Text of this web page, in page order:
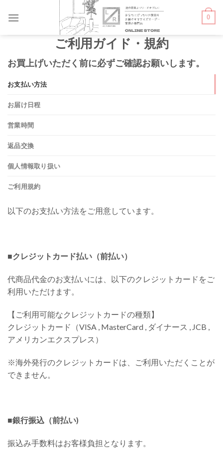
0
ご利用ガイド・規約
お買上げいただく前に必ずご確認お願いします。
お支払い方法
お届け日程
営業時間
返品交換
個人情報取り扱い
ご利用規約
以下のお支払い方法をご用意しています。
■クレジットカード払い（前払い）
代商品代金のお支払いには、以下のクレジットカードをご
利用いただけます。
【ご利用可能なクレジットカードの種類】
クレジットカード（VISA , MasterCard , ダイナース , JCB ,
アメリカンエクスプレス）
※海外発行のクレジットカードは、ご利用いただくことが
できません。
■銀行振込（前払い)
振込み手数料はお客様負担となります。